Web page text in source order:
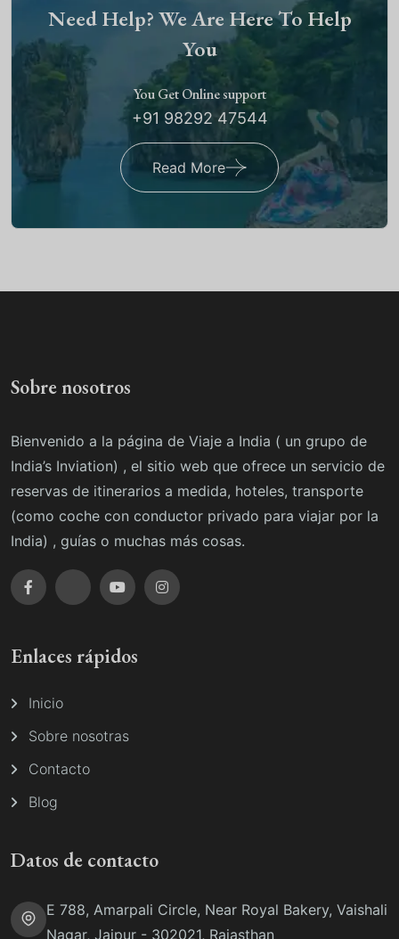
Need Help? We Are Here To Help
You
You Get Online support
+91 98292 47544
Read More
Sobre nosotros
Bienvenido a la página de Viaje a India ( un grupo de
India’s Inviation) , el sitio web que ofrece un servicio de
reservas de itinerarios a medida, hoteles, transporte
(como coche con conductor privado para viajar por la
India) , guías o muchas más cosas.
Enlaces rápidos
Inicio
Sobre nosotras
Contacto
Blog
Datos de contacto
E 788, Amarpali Circle, Near Royal Bakery, Vaishali
Nagar, Jaipur - 302021, Rajasthan